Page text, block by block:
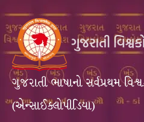
ગુજરાતી ભાષાનો સર્વપ્રથમ
(એન્સાઈક્લોપીડિયા)